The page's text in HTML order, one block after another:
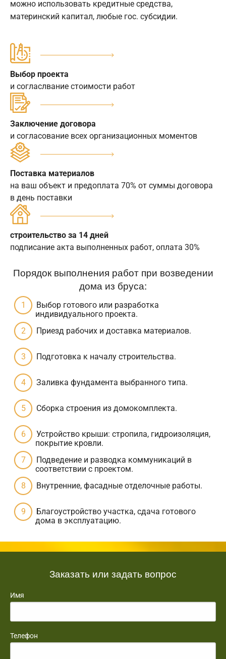
можно использовать кредитные средства,
материнский капитал, любые гос. субсидии.
Выбор проекта
и согласлвание стоимости работ
Заключение договора
и согласование всех организационных моментов
Поставка материалов
на ваш объект и предоплата 70% от суммы договора
в день поставки
строительство за 14 дней
подписание акта выполненных работ, оплата 30%
Порядок выполнения работ при возведении
дома из бруса:
Выбор готового или разработка
индивидуального проекта.
Приезд рабочих и доставка материалов.
Подготовка к началу строительства.
Заливка фундамента выбранного типа.
Сборка строения из домокомплекта.
Устройство крыши: стропила, гидроизоляция,
покрытие кровли.
Подведение и разводка коммуникаций в
соответствии с проектом.
Внутренние, фасадные отделочные работы.
Благоустройство участка, сдача готового
дома в эксплуатацию.
Заказать или задать вопрос
Имя
Телефон